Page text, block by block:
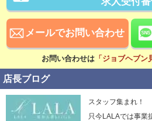
勤務開始日相談可
稼ぎ方
前払い可
賞与あり
資格手当あり
メールでお問い合わせ
お問い合わせは 「ジョブヘブン
店長ブログ
スタッフ集まれ！